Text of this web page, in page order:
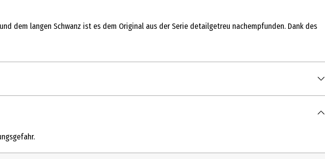
dem langen Schwanz ist es dem Original aus der Serie detailgetreu nachempfunden. Dank des